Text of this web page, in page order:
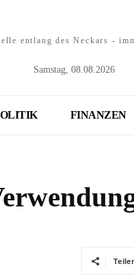
entlang des Neckars -
Samstag, 08.08.2026
FINANZEN